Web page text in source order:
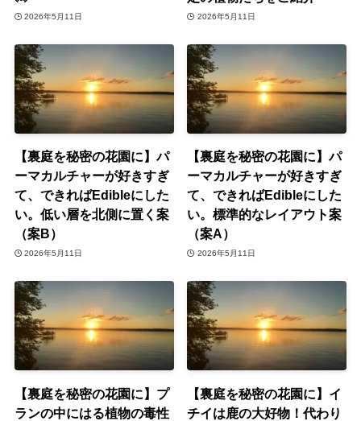
2026年5月11日 2026年5月11日
【裏庭を秘密の花園に】パ
ーマカルチャーが好きすぎ
て、できればEdibleにした
い。低い層を北側に置く案
（案B）
2026年5月11日
【裏庭を秘密の花園に】パ
ーマカルチャーが好きすぎ
て、できればEdibleにした
い。標準的なレイアウト案
（案A）
2026年5月11日
【裏庭を秘密の花園に】プ
ランの中にはる植物の毒性
【裏庭を秘密の花園に】イ
チイは鹿の大好物！代わり